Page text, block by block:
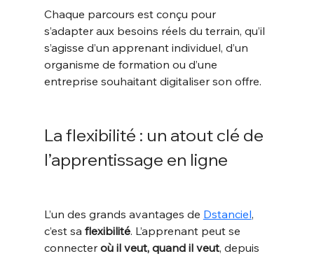
Chaque parcours est conçu pour
s’adapter aux besoins réels du terrain, qu’il
s’agisse d’un apprenant individuel, d’un
organisme de formation ou d’une
entreprise souhaitant digitaliser son offre.
La flexibilité : un atout clé de
l’apprentissage en ligne
L’un des grands avantages de Dstanciel,
c’est sa flexibilité. L’apprenant peut se
connecter où il veut, quand il veut, depuis